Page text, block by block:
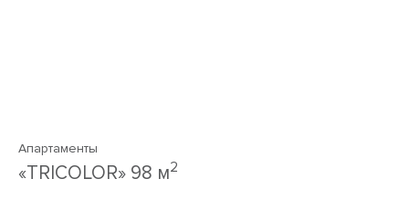
Апартаменты
«TRICOLOR» 98 м2